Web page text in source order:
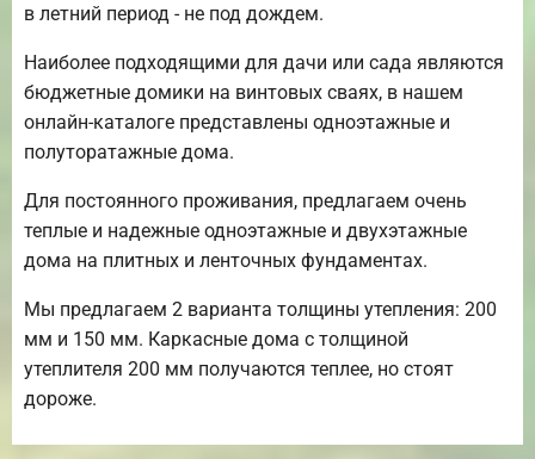
в летний период - не под дождем.
Наиболее подходящими для дачи или сада являются
бюджетные домики на винтовых сваях, в нашем
онлайн-каталоге представлены одноэтажные и
полуторатажные дома.
Для постоянного проживания, предлагаем очень
теплые и надежные одноэтажные и двухэтажные
дома на плитных и ленточных фундаментах.
Мы предлагаем 2 варианта толщины утепления: 200
мм и 150 мм. Каркасные дома с толщиной
утеплителя 200 мм получаются теплее, но стоят
дороже.